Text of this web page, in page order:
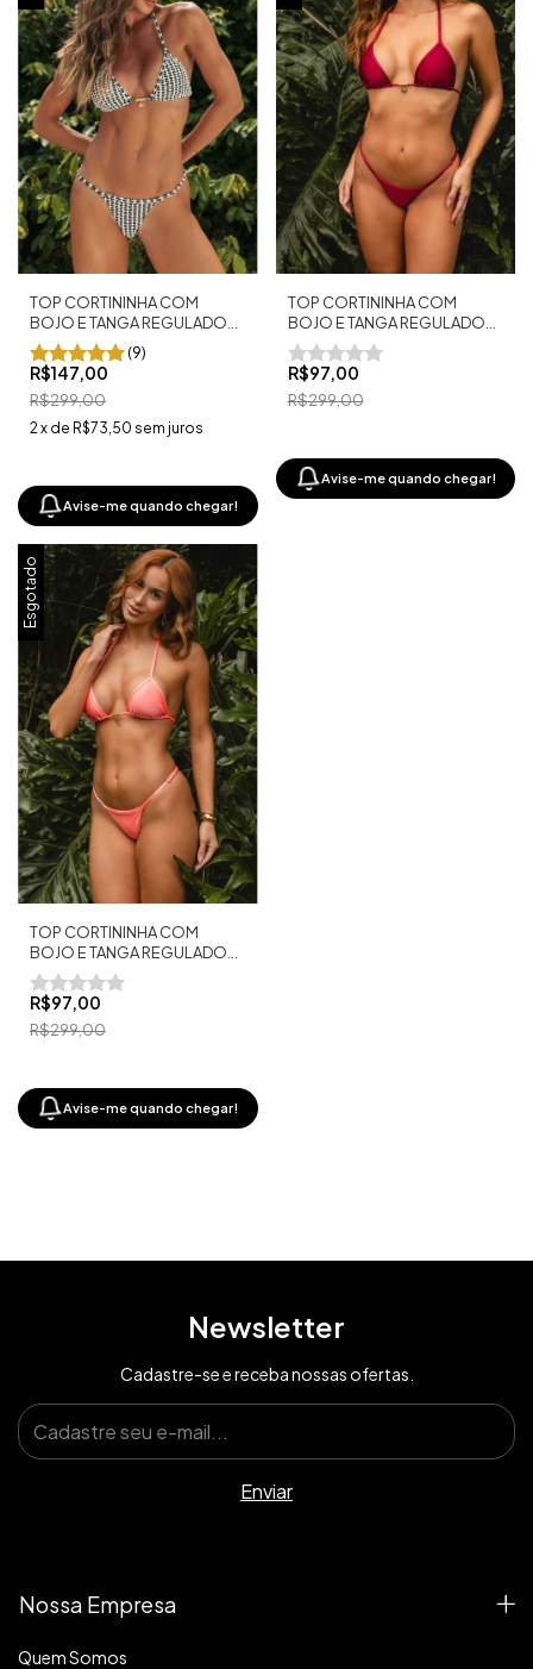
TOP CORTININHA COM
BOJO E TANGA REGULADOR
FIO DENTAL MALTA PRETO
(9)
R$147,00
R$299,00
2 x de R$73,50 sem juros
Avise-me quando chegar!
TOP CORTININHA COM
BOJO E TANGA REGULADOR
FIO DENTAL MARSALA
R$97,00
R$299,00
Avise-me quando chegar!
Esgotado
TOP CORTININHA COM
BOJO E TANGA REGULADOR
FIO DENTAL ZIGZAG
R$97,00
R$299,00
Avise-me quando chegar!
Newsletter
Cadastre-se e receba nossas ofertas.
Nossa Empresa
Quem Somos